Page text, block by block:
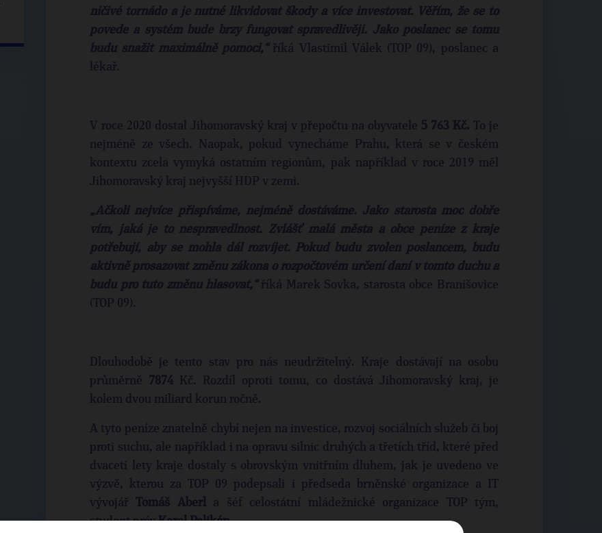
ničivé tornádo a je nutné likvidovat škody a více investovat. Věřím, že se to
povede a systém bude brzy fungovat spravedlivěji. Jako poslanec se tomu
budu snažit maximálně pomoci,“říká Vlastimil Válek (TOP 09), poslanec a
lékař.
V roce 2020 dostal Jihomoravský kraj v přepočtu na obyvatele 5 763 Kč. To je
nejméně ze všech. Naopak, pokud vynecháme Prahu, která se v českém
kontextu zcela vymyká ostatním regionům, pak například v roce 2019 měl
Jihomoravský kraj nejvyšší HDP v zemi.
„Ačkoli nejvíce přispíváme, nejméně dostáváme. Jako starosta moc dobře
vím, jaká je to nespravedlnost. Zvlášť malá města a obce peníze z kraje
potřebují, aby se mohla dál rozvíjet. Pokud budu zvolen poslancem, budu
aktivně prosazovat změnu zákona o rozpočtovém určení daní v tomto duchu a
budu pro tuto změnu hlasovat,“říká Marek Sovka, starosta obce Branišovice
(TOP 09).
Dlouhodobě je tento stav pro nás neudržitelný. Kraje dostávají na osobu
průměrně 7874 Kč. Rozdíl oproti tomu, co dostává Jihomoravský kraj, je
kolem dvou miliard korun ročně.
A tyto peníze znatelně chybí nejen na investice, rozvoj sociálních služeb či boj
proti suchu, ale například i na opravu silnic druhých a třetích tříd, které před
dvaceti lety kraje dostaly s obrovským vnitřním dluhem, jak je uvedeno ve
výzvě, kterou za TOP 09 podepsali i předseda brněnské organizace a IT
vývojář Tomáš Aberl
a šéf celostátní mládežnické organizace TOP tým,
student právKarel Pelikán.